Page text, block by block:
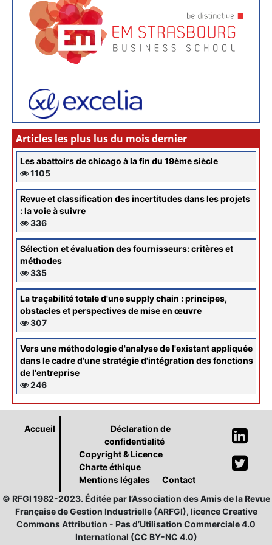
Articles les plus lus du mois dernier
Les abattoirs de chicago à la fin du 19ème siècle
1105
Revue et classification des incertitudes dans les projets
: la voie à suivre
336
Sélection et évaluation des fournisseurs: critères et
méthodes
335
La traçabilité totale d'une supply chain : principes,
obstacles et perspectives de mise en œuvre
307
Vers une méthodologie d'analyse de l'existant appliquée
dans le cadre d'une stratégie d'intégration des fonctions
de l'entreprise
246
Accueil
Déclaration de
confidentialité
Copyright & Licence
Charte éthique
Mentions légales
Contact
© RFGI 1982-2023. Éditée par l’Association des Amis de la Revue
Française de Gestion Industrielle (ARFGI), licence Creative
Commons Attribution - Pas d’Utilisation Commerciale 4.0
International (CC BY-NC 4.0)